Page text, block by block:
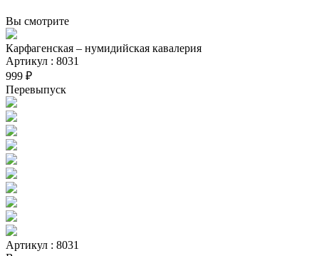
Вы смотрите
Карфагенская – нумидийская кавалерия
Артикул : 8031
999 ₽
Перевыпуск
Артикул : 8031